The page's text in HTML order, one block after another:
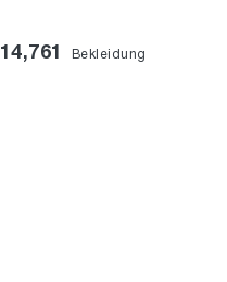
14,761 Bekleidung